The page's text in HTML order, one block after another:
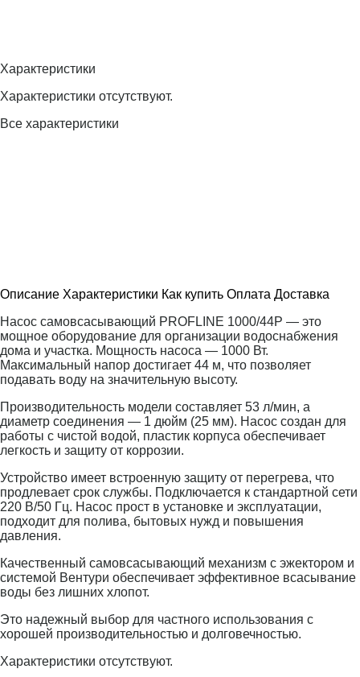
Характеристики
Характеристики отсутствуют.
Все характеристики
Описание Характеристики Как купить Оплата Доставка
Насос самовсасывающий PROFLINE 1000/44P — это
мощное оборудование для организации водоснабжения
дома и участка. Мощность насоса — 1000 Вт.
Максимальный напор достигает 44 м, что позволяет
подавать воду на значительную высоту.
Производительность модели составляет 53 л/мин, а
диаметр соединения — 1 дюйм (25 мм). Насос создан для
работы с чистой водой, пластик корпуса обеспечивает
легкость и защиту от коррозии.
Устройство имеет встроенную защиту от перегрева, что
продлевает срок службы. Подключается к стандартной сети
220 В/50 Гц. Насос прост в установке и эксплуатации,
подходит для полива, бытовых нужд и повышения
давления.
Качественный самовсасывающий механизм с эжектором и
системой Вентури обеспечивает эффективное всасывание
воды без лишних хлопот.
Это надежный выбор для частного использования с
хорошей производительностью и долговечностью.
Характеристики отсутствуют.